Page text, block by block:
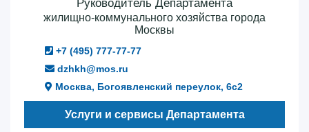
Руководитель Департамента
жилищно-коммунального хозяйства города
Москвы
+7 (495) 777-77-77
dzhkh@mos.ru
Москва, Богоявленский переулок, 6с2
Услуги и сервисы Департамента